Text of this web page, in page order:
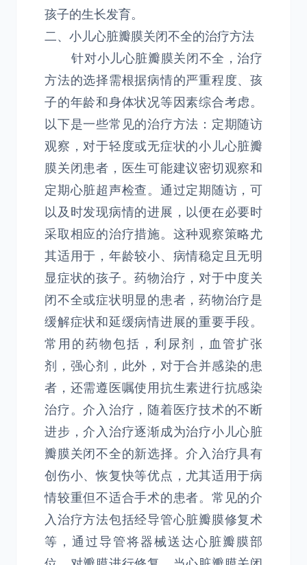
孩子的生长发育。
二、小儿心脏瓣膜关闭不全的治疗方法
针对小儿心脏瓣膜关闭不全，治疗
方法的选择需根据病情的严重程度、孩
子的年龄和身体状况等因素综合考虑。
以下是一些常见的治疗方法：定期随访
观察，对于轻度或无症状的小儿心脏瓣
膜关闭患者，医生可能建议密切观察和
定期心脏超声检查。通过定期随访，可
以及时发现病情的进展，以便在必要时
采取相应的治疗措施。这种观察策略尤
其适用于，年龄较小、病情稳定且无明
显症状的孩子。药物治疗，对于中度关
闭不全或症状明显的患者，药物治疗是
缓解症状和延缓病情进展的重要手段。
常用的药物包括，利尿剂，血管扩张
剂，强心剂，此外，对于合并感染的患
者，还需遵医嘱使用抗生素进行抗感染
治疗。介入治疗，随着医疗技术的不断
进步，介入治疗逐渐成为治疗小儿心脏
瓣膜关闭不全的新选择。介入治疗具有
创伤小、恢复快等优点，尤其适用于病
情较重但不适合手术的患者。常见的介
入治疗方法包括经导管心脏瓣膜修复术
等，通过导管将器械送达心脏瓣膜部